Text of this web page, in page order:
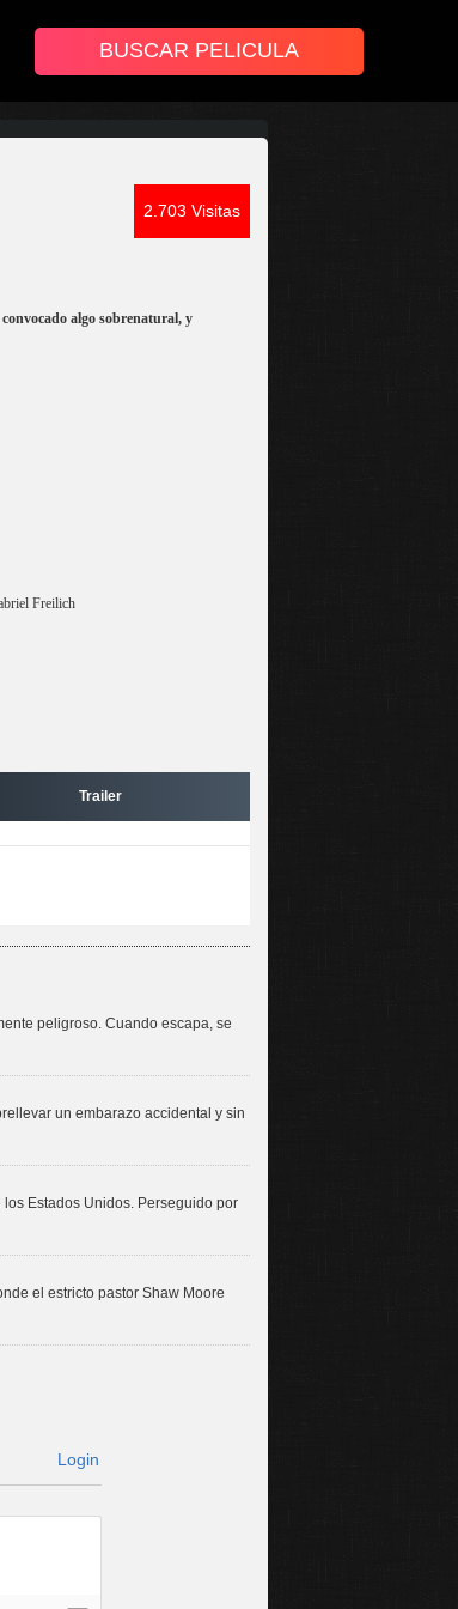
2.703 Visitas
algo sobrenatural, y
Freilich
Trailer
peligroso. Cuando escapa, se
un embarazo accidental y sin
Estados Unidos. Perseguido por
el estricto pastor Shaw Moore
Login